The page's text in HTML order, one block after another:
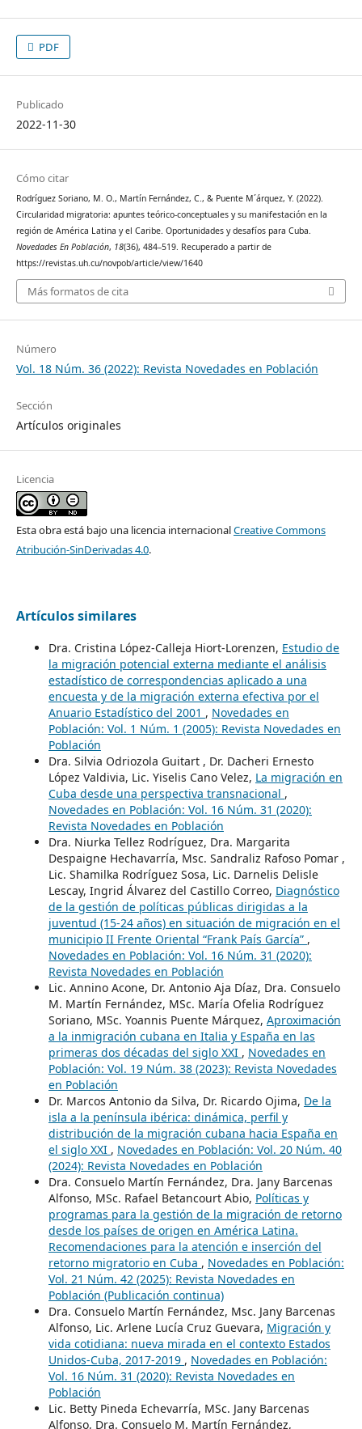
PDF
Publicado
2022-11-30
Cómo citar
Rodríguez Soriano, M. O., Martín Fernández, C., & Puente M´árquez, Y. (2022).
Circularidad migratoria: apuntes teórico-conceptuales y su manifestación en la
región de América Latina y el Caribe. Oportunidades y desafíos para Cuba.
Novedades En Población, 18(36), 484–519. Recuperado a partir de
https://revistas.uh.cu/novpob/article/view/1640
Más formatos de cita
Número
Vol. 18 Núm. 36 (2022): Revista Novedades en Población
Sección
Artículos originales
Licencia
Esta obra está bajo una licencia internacionalCreative Commons
Atribución-SinDerivadas 4.0.
Artículos similares
Dra. Cristina López-Calleja Hiort-Lorenzen, Estudio de
la migración potencial externa mediante el análisis
estadístico de correspondencias aplicado a una
encuesta y de la migración externa efectiva por el
Anuario Estadístico del 2001 , Novedades en
Población: Vol. 1 Núm. 1 (2005): Revista Novedades en
Población
Dra. Silvia Odriozola Guitart , Dr. Dacheri Ernesto
López Valdivia, Lic. Yiselis Cano Velez, La migración en
Cuba desde una perspectiva transnacional ,
Novedades en Población: Vol. 16 Núm. 31 (2020):
Revista Novedades en Población
Dra. Niurka Tellez Rodríguez, Dra. Margarita
Despaigne Hechavarría, Msc. Sandraliz Rafoso Pomar ,
Lic. Shamilka Rodríguez Sosa, Lic. Darnelis Delisle
Lescay, Ingrid Álvarez del Castillo Correo, Diagnóstico
de la gestión de políticas públicas dirigidas a la
juventud (15-24 años) en situación de migración en el
municipio II Frente Oriental “Frank País García” ,
Novedades en Población: Vol. 16 Núm. 31 (2020):
Revista Novedades en Población
Lic. Annino Acone, Dr. Antonio Aja Díaz, Dra. Consuelo
M. Martín Fernández, MSc. María Ofelia Rodríguez
Soriano, MSc. Yoannis Puente Márquez, Aproximación
a la inmigración cubana en Italia y España en las
primeras dos décadas del siglo XXI , Novedades en
Población: Vol. 19 Núm. 38 (2023): Revista Novedades
en Población
Dr. Marcos Antonio da Silva, Dr. Ricardo Ojima, De la
isla a la península ibérica: dinámica, perfil y
distribución de la migración cubana hacia España en
el siglo XXI , Novedades en Población: Vol. 20 Núm. 40
(2024): Revista Novedades en Población
Dra. Consuelo Martín Fernández, Dra. Jany Barcenas
Alfonso, MSc. Rafael Betancourt Abio, Políticas y
programas para la gestión de la migración de retorno
desde los países de origen en América Latina.
Recomendaciones para la atención e inserción del
retorno migratorio en Cuba , Novedades en Población:
Vol. 21 Núm. 42 (2025): Revista Novedades en
Población (Publicación continua)
Dra. Consuelo Martín Fernández, Msc. Jany Barcenas
Alfonso, Lic. Arlene Lucía Cruz Guevara, Migración y
vida cotidiana: nueva mirada en el contexto Estados
Unidos-Cuba, 2017-2019 , Novedades en Población:
Vol. 16 Núm. 31 (2020): Revista Novedades en
Población
Lic. Betty Pineda Echevarría, MSc. Jany Barcenas
Alfonso, Dra. Consuelo M. Martín Fernández,